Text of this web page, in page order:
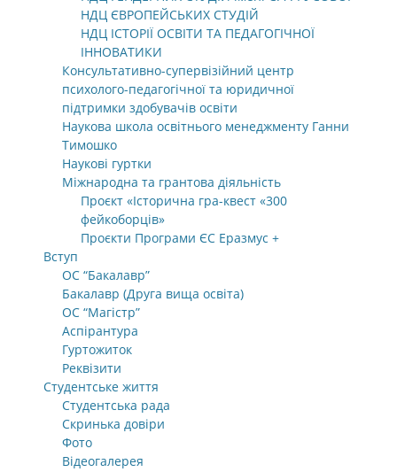
НДЦ ЄВРОПЕЙСЬКИХ СТУДІЙ
НДЦ ІСТОРІЇ ОСВІТИ ТА ПЕДАГОГІЧНОЇ
ІННОВАТИКИ
Консультативно-супервізійний центр
психолого-педагогічної та юридичної
підтримки здобувачів освіти
Наукова школа освітнього менеджменту Ганни
Тимошко
Наукові гуртки
Міжнародна та грантова діяльність
Проєкт «Історична гра-квест «300
фейкоборців»
Проєкти Програми ЄС Еразмус +
Вступ
ОС “Бакалавр”
Бакалавр (Друга вища освіта)
ОС “Магістр”
Аспірантура
Гуртожиток
Реквізити
Студентське життя
Студентська рада
Скринька довіри
Фото
Відеогалерея